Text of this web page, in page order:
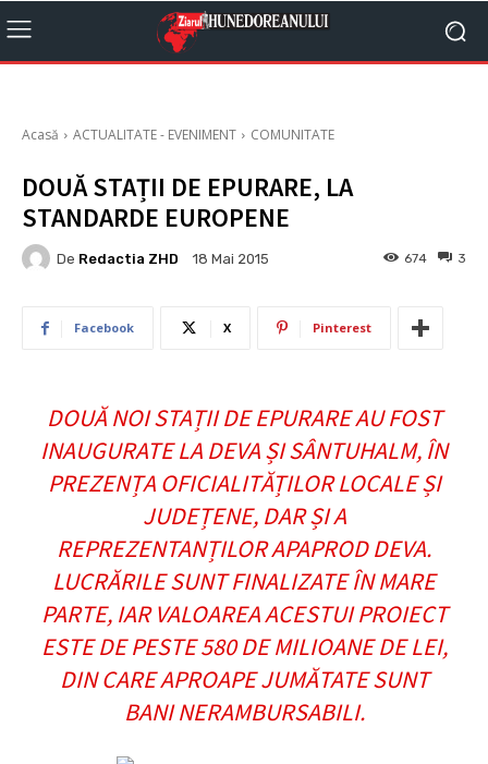
Acasă ACTUALITATE - EVENIMENT COMUNITATE
DOUĂ STAȚII DE EPURARE, LA
STANDARDE EUROPENE
De Redactia ZHD 18 Mai 2015 3
674
Facebook X Pinterest
DOUĂ NOI STAȚII DE EPURARE AU FOST
INAUGURATE LA DEVA ȘI SÂNTUHALM, ÎN
PREZENȚA OFICIALITĂȚILOR LOCALE ȘI
JUDEȚENE, DAR ȘI A
REPREZENTANȚILOR APAPROD DEVA.
LUCRĂRILE SUNT FINALIZATE ÎN MARE
PARTE, IAR VALOAREA ACESTUI PROIECT
ESTE DE PESTE 580 DE MILIOANE DE LEI,
DIN CARE APROAPE JUMĂTATE SUNT
BANI NERAMBURSABILI.